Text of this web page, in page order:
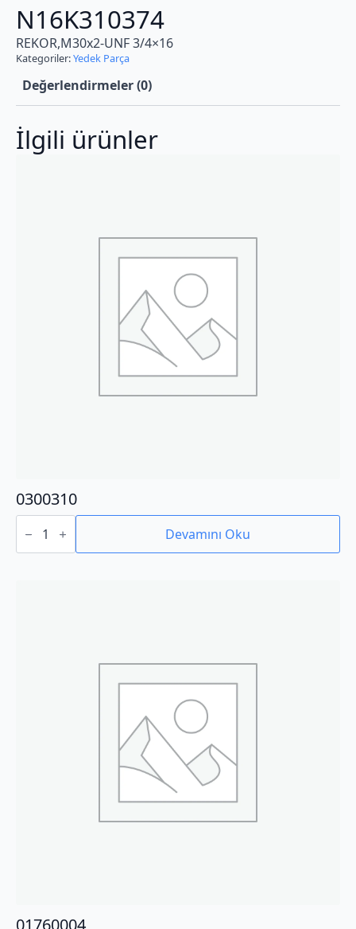
N16K310374
REKOR,M30x2-UNF 3/4×16
Kategoriler:Yedek Parça
Değerlendirmeler (0)
İlgili ürünler
0300310
0300310
adet Devamını Oku
01760004